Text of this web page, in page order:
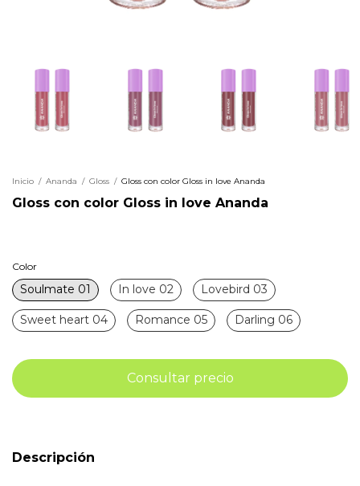
Inicio / Ananda / Gloss / Gloss con color Gloss in love Ananda
Gloss con color Gloss in love Ananda
Color
Soulmate 01 In love 02 Lovebird 03
Sweet heart 04 Romance 05 Darling 06
Descripción